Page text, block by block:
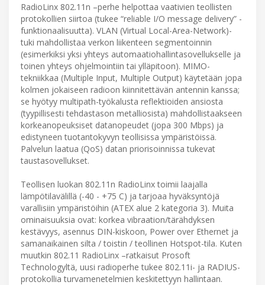
RadioLinx 802.11n –perhe helpottaa vaativien teollisten
protokollien siirtoa (tukee “reliable I/O message delivery” -
funktionaalisuutta). VLAN (Virtual Local-Area-Network)-
tuki mahdollistaa verkon liikenteen segmentoinnin
(esimerkiksi yksi yhteys automaatiohallintasovellukselle ja
toinen yhteys ohjelmointiin tai ylläpitoon). MIMO-
tekniikkaa (Multiple Input, Multiple Output) käytetään jopa
kolmen jokaiseen radioon kiinnitettävän antennin kanssa;
se hyötyy multipath-työkalusta reflektioiden ansiosta
(tyypillisesti tehdastason metalliosista) mahdollistaakseen
korkeanopeuksiset datanopeudet (jopa 300 Mbps) ja
edistyneen tuotantokyvyn teollisissa ympäristöissä.
Palvelun laatua (QoS) datan priorisoinnissa tukevat
taustasovellukset.
Teollisen luokan 802.11n RadioLinx toimii laajalla
lämpötilavälillä (-40 - +75 C) ja tarjoaa hyväksyntöjä
varallisiin ympäristöihin (ATEX alue 2 kategoria 3). Muita
ominaisuuksia ovat: korkea vibraation/tärähdyksen
kestävyys, asennus DIN-kiskoon, Power over Ethernet ja
samanaikainen silta / toistin / teollinen Hotspot-tila. Kuten
muutkin 802.11 RadioLinx –ratkaisut Prosoft
Technologyltä, uusi radioperhe tukee 802.11i- ja RADIUS-
protokollia turvamenetelmien keskitettyyn hallintaan.